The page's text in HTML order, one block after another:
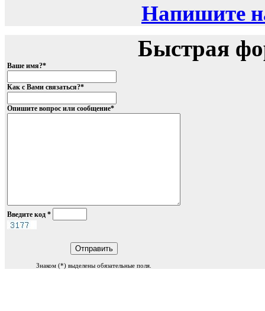
Напишите
Быстрая
Ваше имя?*
Как с Вами связаться?*
Опишите вопрос или сообщение*
Введите код *
Знаком (*) выделены обязательные поля.